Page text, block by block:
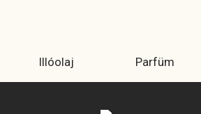
Illóolaj Parfüm